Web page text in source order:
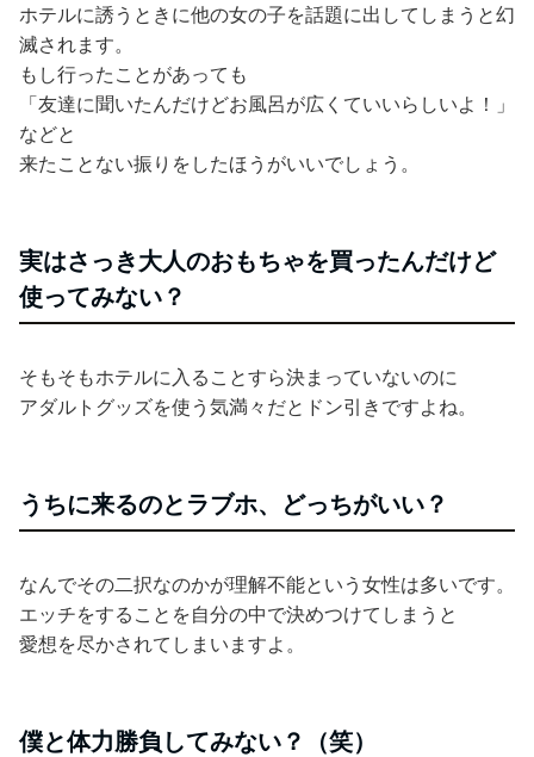
ホテルに誘うときに他の女の子を話題に出してしまうと幻
滅されます。
もし行ったことがあっても
「友達に聞いたんだけどお風呂が広くていいらしいよ！」
などと
来たことない振りをしたほうがいいでしょう。
実はさっき大人のおもちゃを買ったんだけど
使ってみない？
そもそもホテルに入ることすら決まっていないのに
アダルトグッズを使う気満々だとドン引きですよね。
うちに来るのとラブホ、どっちがいい？
なんでその二択なのかが理解不能という女性は多いです。
エッチをすることを自分の中で決めつけてしまうと
愛想を尽かされてしまいますよ。
僕と体力勝負してみない？（笑）